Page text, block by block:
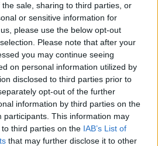
sale, sharing to third parties, or
or sensitive information for
please use the below opt-out
Please note that after your
you may continue seeing
on personal information utilized by
disclosed to third parties prior to
opt-out of the further
information by third parties on the
participants. This information may
third parties on the IAB’s List of
that may further disclose it to other
Magyarország 3-0
hajlandóak vagyunk élőben
így később emlékszünk
hogy így van egy hely,
elmondhatjátok a
portugál-magyar (21:45, Duna